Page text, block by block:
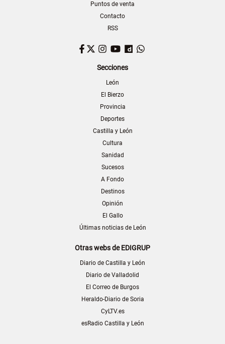
Puntos de venta
Contacto
RSS
Facebook
TwitterInstagram
YouTubeDailymotion
Secciones
León
El Bierzo
Provincia
Deportes
Castilla y León
Cultura
Sanidad
Sucesos
A Fondo
Destinos
Opinión
El Gallo
Últimas noticias de León
Otras webs de EDIGRUP
Diario de Castilla y León
Diario de Valladolid
El Correo de Burgos
Heraldo-Diario de Soria
CyLTV.es
esRadio Castilla y León